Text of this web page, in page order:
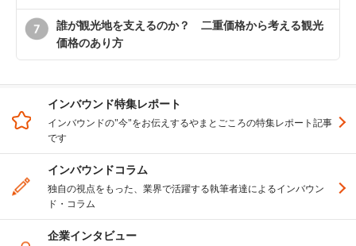
誰が観光地を支えるのか？ 二重価格から考える観光
価格のあり方
インバウンド特集レポート
インバウンドの"今"をお伝えするやまとごころの特集レポート記事
です
インバウンドコラム
独自の視点をもった、業界で活躍する執筆者達によるインバウン
ド・コラム
企業インタビュー